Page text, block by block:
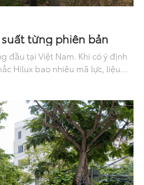
từng phiên bản
đầu tại Việt Nam. Khi có ý định
Hilux bao nhiêu mã lực, liệu